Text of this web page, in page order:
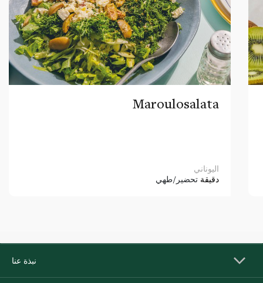
Maroulosalata
اليوناني
دقيقة تحضير/طهي
نبذة عنا